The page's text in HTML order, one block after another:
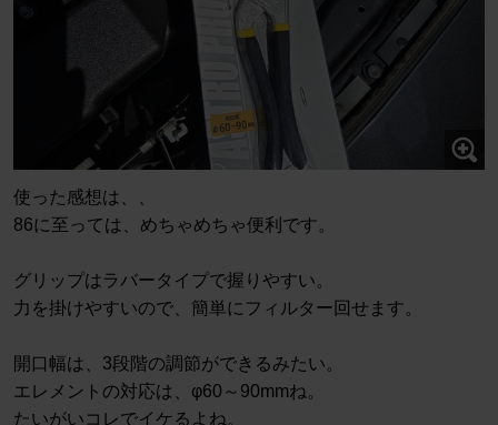
使った感想は、、
86に至っては、めちゃめちゃ便利です。
グリップはラバータイプで握りやすい。
力を掛けやすいので、簡単にフィルター回せます。
開口幅は、3段階の調節ができるみたい。
エレメントの対応は、φ60～90mmね。
たいがいコレでイケるよね。